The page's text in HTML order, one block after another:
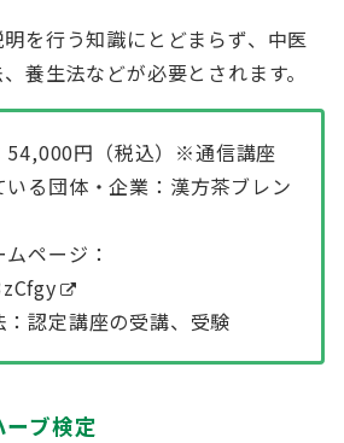
を行う知識にとどまらず、中医
養生法などが必要とされます。
54,000円（税込）※通信講座
いる団体・企業：漢方茶ブレン
ページ：
：認定講座の受講、受験
ブ検定